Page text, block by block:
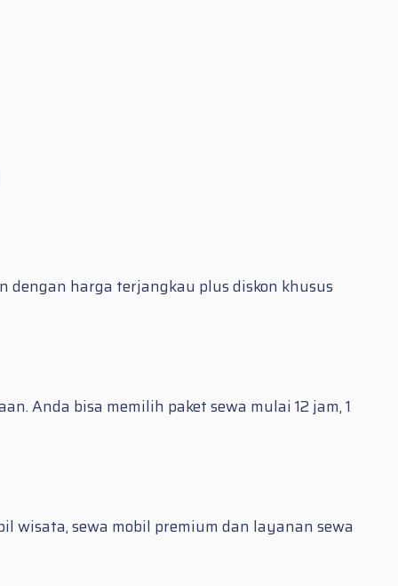
dengan harga terjangkau plus diskon khusus
Anda bisa memilih paket sewa mulai 12 jam, 1
wisata, sewa mobil premium dan layanan sewa